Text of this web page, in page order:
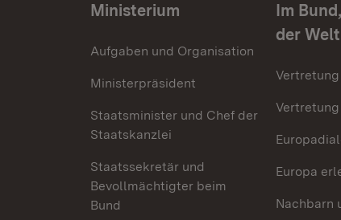
Ministerium
Aufgaben und Organisation
Ministerpräsident
Staatsminister und Chef der
Staatskanzlei
Staatssekretär und
Bevollmächtigter beim
Bund
Im
der Welt
Vertretung
Europa
Nachbarn